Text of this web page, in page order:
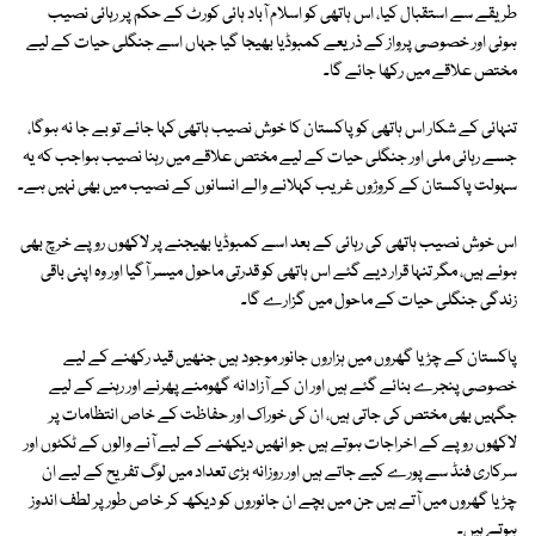
طریقے سے استقبال کیا، اس ہاتھی کو اسلام آباد ہائی کورٹ کے حکم پر رہائی نصیب
ہوئی اور خصوصی پرواز کے ذریعے کمبوڈیا بھیجا گیا جہاں اسے جنگلی حیات کے لیے
مختص علاقے میں رکھا جائے گا۔
تنہائی کے شکار اس ہاتھی کو پاکستان کا خوش نصیب ہاتھی کہا جائے تو بے جا نہ ہوگا،
جسے رہائی ملی اور جنگلی حیات کے لیے مختص علاقے میں رہنا نصیب ہواجب کہ یہ
سہولت پاکستان کے کروڑوں غریب کہلانے والے انسانوں کے نصیب میں بھی نہیں ہے۔
اس خوش نصیب ہاتھی کی رہائی کے بعد اسے کمبوڈیا بھیجنے پر لاکھوں روپے خرچ بھی
ہوئے ہیں، مگر تنہا قرار دیے گئے اس ہاتھی کو قدرتی ماحول میسر آگیا اور وہ اپنی باقی
زندگی جنگلی حیات کے ماحول میں گزارے گا۔
پاکستان کے چڑیا گھروں میں ہزاروں جانور موجود ہیں جنھیں قید رکھنے کے لیے
خصوصی پنجرے بنائے گئے ہیں اور ان کے آزادانہ گھومنے پھرنے اور رہنے کے لیے
جگہیں بھی مختص کی جاتی ہیں، ان کی خوراک اور حفاظت کے خاص انتظامات پر
لاکھوں روپے کے اخراجات ہوتے ہیں جو انھیں دیکھنے کے لیے آنے والوں کے ٹکٹوں اور
سرکاری فنڈ سے پورے کیے جاتے ہیں اور روزانہ بڑی تعداد میں لوگ تفریح کے لیے ان
چڑیا گھروں میں آتے ہیں جن میں بچے ان جانوروں کو دیکھ کر خاص طور پر لطف اندوز
ہوتے ہیں۔